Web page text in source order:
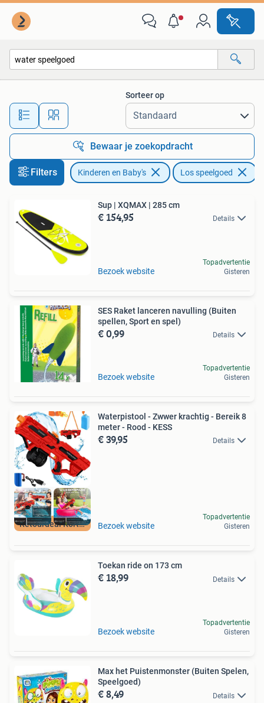
Alle afstanden…
Sorteer op
Bewaar je zoekopdracht
Filters Kinderen en Baby's Los speelgoed
Sup | XQMAX | 285 cm
€ 154,95 Details
Bezoek website
Topadvertentie
Gisteren
SES Raket lanceren navulling (Buiten
spellen, Sport en spel)
€ 0,99 Details
Bezoek website
Topadvertentie
Gisteren
Retourdeal Korting
Waterpistool - Zwwer krachtig - Bereik 8
meter - Rood - KESS
€ 39,95 Details
Bezoek website
Topadvertentie
Gisteren
Toekan ride on 173 cm
€ 18,99 Details
Bezoek website
Topadvertentie
Gisteren
Max het Puistenmonster (Buiten Spelen,
Speelgoed)
€ 8,49 Details